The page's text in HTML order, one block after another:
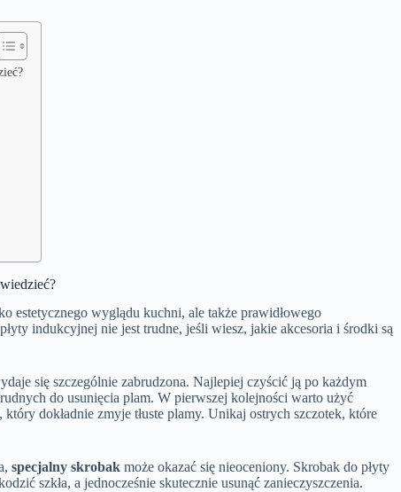
estetycznego wyglądu kuchni, ale także prawidłowego
indukcyjnej nie jest trudne, jeśli wiesz, jakie akcesoria i środki są
się szczególnie zabrudzona. Najlepiej czyścić ją po każdym
do usunięcia plam. W pierwszej kolejności warto użyć
, który dokładnie zmyje tłuste plamy. Unikaj ostrych szczotek, które
specjalny skrobak może okazać się nieoceniony. Skrobak do płyty
szkła, a jednocześnie skutecznie usunąć zanieczyszczenia.